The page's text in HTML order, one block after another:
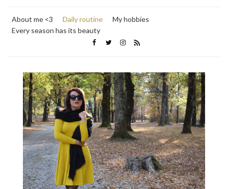
About me <3 Daily routine
My hobbies
Every season has its beauty